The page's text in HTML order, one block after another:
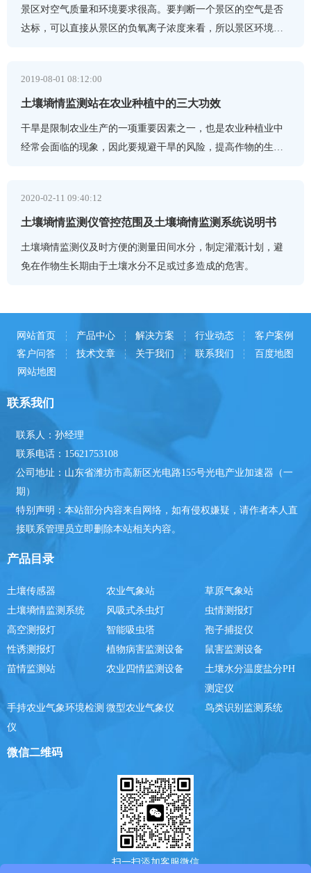
景区对空气质量和环境要求很高。要判断一个景区的空气是否
达标，可以直接从景区的负氧离子浓度来看，所以景区环境中
2019-08-01 08:12:00
土壤墒情监测站在农业种植中的三大功效
干旱是限制农业生产的一项重要因素之一，也是农业种植业中
经常会面临的现象，因此要规避干旱的风险，提高作物的生产
2020-02-11 09:40:12
土壤墒情监测仪管控范围及土壤墒情监测系统说明书
土壤墒情监测仪及时方便的测量田间水分，制定灌溉计划，避
免在作物生长期由于土壤水分不足或过多造成的危害。
网站首页 产品中心 解决方案 行业动态
客户案例
客户问答
技术文章 关于我们 联系我们
百度地图
网站地图
联系我们
联系人：孙经理
联系电话：15621753108
公司地址：山东省潍坊市高新区光电路155号光电产业加速器（一
期）
特别声明：本站部分内容来自网络，如有侵权嫌疑，请作者本人直
接联系管理员立即删除本站相关内容。
产品目录
土壤传感器 农业气象站
草原气象站
土壤墒情监测系统
风吸式杀虫灯
虫情测报灯
高空测报灯
智能吸虫塔
孢子捕捉仪
性诱测报灯
植物病害监测设备
鼠害监测设备
苗情监测站
农业四情监测设备
土壤水分温度盐分PH
测定仪
手持农业气象环境检测
仪
微型农业气象仪 鸟类识别监测系统
微信二维码
扫一扫添加客服微信